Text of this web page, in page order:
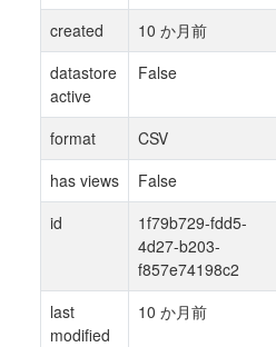
created
10 か月前
datastore
active
False
format
CSV
has views
False
id
1f79b729-fdd5-
4d27-b203-
f857e74198c2
last
modified
10 か月前